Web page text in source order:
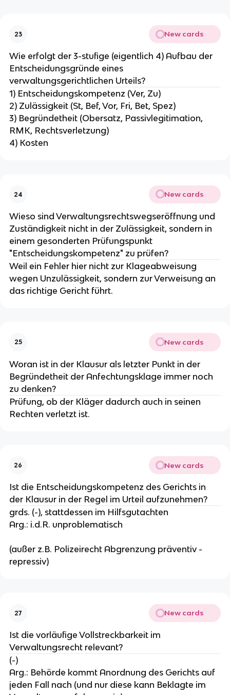
23 New cards
Wie erfolgt der 3-stufige (eigentlich 4) Aufbau der
Entscheidungsgründe eines
verwaltungsgerichtlichen Urteils?
1) Entscheidungskompetenz (Ver, Zu)
2) Zulässigkeit (St, Bef, Vor, Fri, Bet, Spez)
3) Begründetheit (Obersatz, Passivlegitimation,
RMK, Rechtsverletzung)
4) Kosten
24 New cards
Wieso sind Verwaltungsrechtswegseröffnung und
Zuständigkeit nicht in der Zulässigkeit, sondern in
einem gesonderten Prüfungspunkt
"Entscheidungskompetenz" zu prüfen?
Weil ein Fehler hier nicht zur Klageabweisung
wegen Unzulässigkeit, sondern zur Verweisung an
das richtige Gericht führt.
25 New cards
Woran ist in der Klausur als letzter Punkt in der
Begründetheit der Anfechtungsklage immer noch
zu denken?
Prüfung, ob der Kläger dadurch auch in seinen
Rechten verletzt ist.
26 New cards
Ist die Entscheidungskompetenz des Gerichts in
der Klausur in der Regel im Urteil aufzunehmen?
grds. (-), stattdessen im Hilfsgutachten
Arg.: i.d.R. unproblematisch
(außer z.B. Polizeirecht Abgrenzung präventiv -
repressiv)
27 New cards
Ist die vorläufige Vollstreckbarkeit im
Verwaltungsrecht relevant?
(-)
Arg.: Behörde kommt Anordnung des Gerichts auf
jeden Fall nach (und nur diese kann Beklagte im